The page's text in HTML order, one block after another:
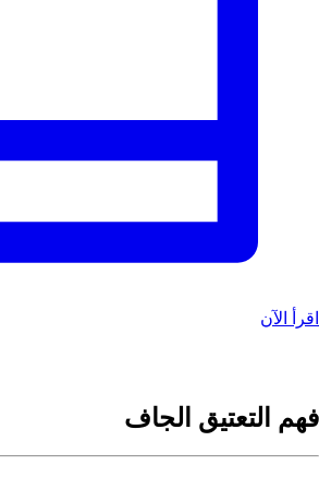
اقرأ الآن
فهم التعتيق الجاف